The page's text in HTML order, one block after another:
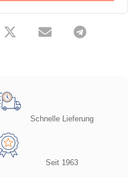
Schnelle Lieferung
Seit 1963